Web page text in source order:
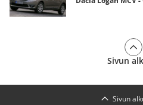
Sivun
Sivun